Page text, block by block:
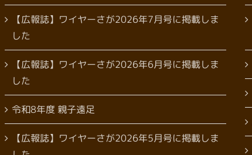
【広報誌】ワイヤーさが2026年7月号に掲載しま
した
【広報誌】ワイヤーさが2026年6月号に掲載しま
した
令和8年度 親子遠足
【広報誌】ワイヤーさが2026年5月号に掲載しま